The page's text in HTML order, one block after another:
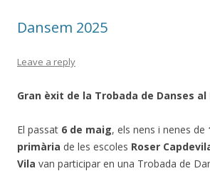
Dansem 2025
Leave a reply
Gran èxit de la Trobada de Danses al
El passat 6 de maig, els nens i nenes de
primària de les escoles Roser
Vila van participar en una Trobada de